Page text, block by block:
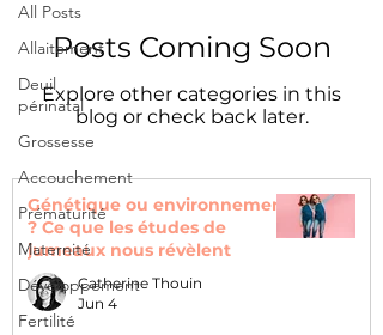
All Posts
Allaitement
Deuil
périnatal
Grossesse
Accouchement
Prématurité
Maternité
Développement
Fertilité
Posts Coming Soon
Explore other categories in this
blog or check back later.
Génétique ou environnement
? Ce que les études de
jumeaux nous révèlent
Catherine Thouin
Jun 4